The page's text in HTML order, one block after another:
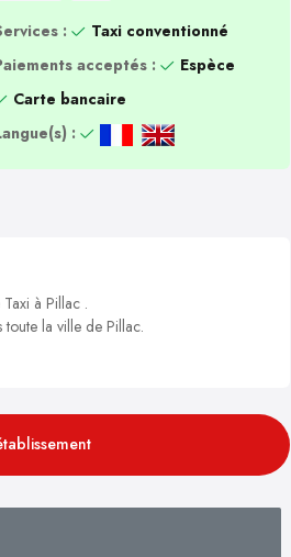
:
Taxi conventionné
acceptés :
Espèce
Carte bancaire
:
à Pillac .
toute la ville de Pillac.